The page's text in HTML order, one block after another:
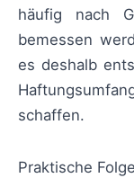
häufig nach
bemessen
es deshalb
schaffen.
Praktische